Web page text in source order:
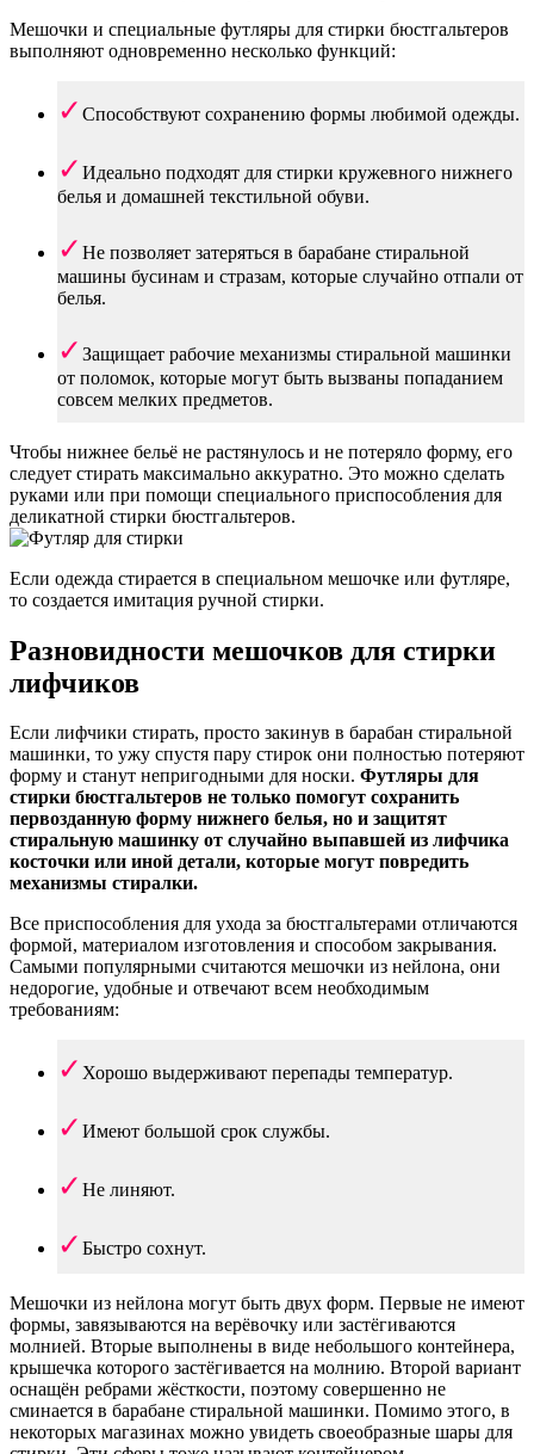
Мешочки и специальные футляры для стирки бюстгальтеров
выполняют одновременно несколько функций:
Способствуют сохранению формы любимой одежды.
Идеально подходят для стирки кружевного нижнего
белья и домашней текстильной обуви.
Не позволяет затеряться в барабане стиральной
машины бусинам и стразам, которые случайно отпали от
белья.
Защищает рабочие механизмы стиральной машинки
от поломок, которые могут быть вызваны попаданием
совсем мелких предметов.
Чтобы нижнее бельё не растянулось и не потеряло форму, его
следует стирать максимально аккуратно. Это можно сделать
руками или при помощи специального приспособления для
деликатной стирки бюстгальтеров.
Если одежда стирается в специальном мешочке или футляре,
то создается имитация ручной стирки.
Разновидности мешочков для стирки
лифчиков
Если лифчики стирать, просто закинув в барабан стиральной
машинки, то ужу спустя пару стирок они полностью потеряют
форму и станут непригодными для носки. Футляры для
стирки бюстгальтеров не только помогут сохранить
первозданную форму нижнего белья, но и защитят
стиральную машинку от случайно выпавшей из лифчика
косточки или иной детали, которые могут повредить
механизмы стиралки.
Все приспособления для ухода за бюстгальтерами отличаются
формой, материалом изготовления и способом закрывания.
Самыми популярными считаются мешочки из нейлона, они
недорогие, удобные и отвечают всем необходимым
требованиям:
Хорошо выдерживают перепады температур.
Имеют большой срок службы.
Не линяют.
Быстро сохнут.
Мешочки из нейлона могут быть двух форм. Первые не имеют
формы, завязываются на верёвочку или застёгиваются
молнией. Вторые выполнены в виде небольшого контейнера,
крышечка которого застёгивается на молнию. Второй вариант
оснащён ребрами жёсткости, поэтому совершенно не
сминается в барабане стиральной машинки. Помимо этого, в
некоторых магазинах можно увидеть своеобразные шары для